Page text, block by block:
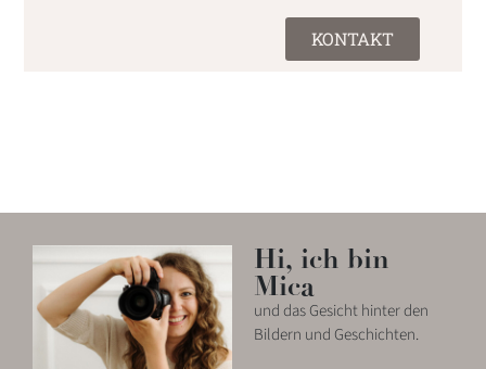
KONTAKT
Hi, ich bin
Mica
und das Gesicht hinter den
Bildern und Geschichten.